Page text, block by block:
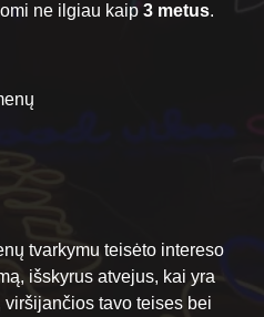
ne ilgiau kaip 3 metus.
tvarkymu teisėto intereso
išskyrus atvejus, kai yra
tavo teises bei